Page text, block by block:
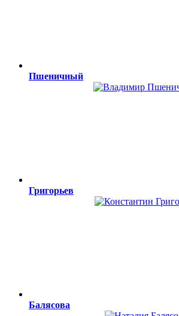
Пшеничный
Григорьев
Балясова